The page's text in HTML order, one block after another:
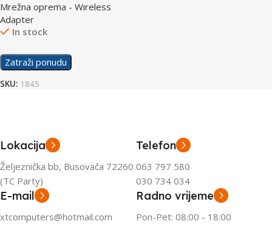
Mrežna oprema - Wireless
Adapter
In stock
Zatraži ponudu
SKU: 1845
Lokacija
Željeznička bb, Busovača 72260
(TC Party)
Telefon
063 797 580
030 734 034
E-mail
xtcomputers@hotmail.com
Radno vrijeme
Pon-Pet: 08:00 - 18:00